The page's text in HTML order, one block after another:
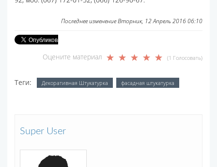
Последнее изменение Вторник, 12 Апрель 2016 06:10
Оцените материал (1 Голосовать)
Теги: Декоративная Штукатурка фасадная штукатурка
Super User